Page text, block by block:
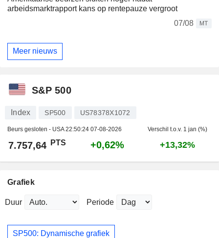
arbeidsmarktrapport kans op rentepauze vergroot
07/08
MT
Meer nieuws
S&P 500
Index SP500 US78378X1072
Beurs gesloten - USA22:50:24 07-08-2026 Verschil t.o.v. 1 jan (%)
7.757,64 PTS +0,62% +13,32%
Grafiek
Duur Periode
SP500: Dynamische grafiek